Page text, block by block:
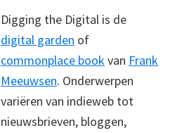
Digging the Digital is de
digital garden of
commonplace bookvan Frank
Meeuwsen. Onderwerpen
variëren van indieweb tot
nieuwsbrieven, bloggen,